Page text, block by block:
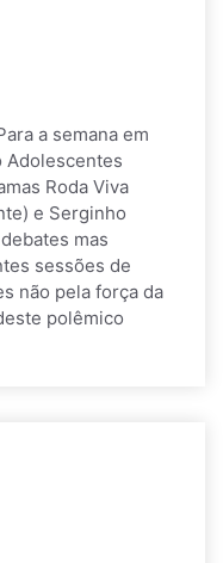
a semana em
Adolescentes
Roda Viva
e Serginho
mas
sessões de
não pela força da
polêmico